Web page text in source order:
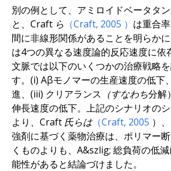
別の例として、アミロイドベータタ
と 、Craft ら （Craft, 2005 ） は重合
間に非線形関係があることを明らか
は4つの異なる速度論的反応速度に依
文脈では以下のいくつかの治療戦略
す。(i) Aβモノマーの生産速度の低下
進、(iii) クリアランス （すなわち分解
伸長速度の低下。上記のシナリオの
より 、Craft 氏らは（Craft, 2005 ）
強剤に基づく薬物治療は、ポリマー
くものよりも、A&szlig; 総負荷の低
能性があると結論づけました。